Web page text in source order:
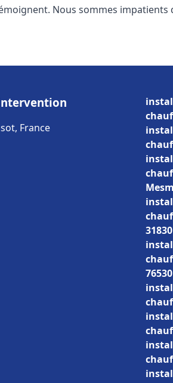
Nous sommes impatients
France
31830
76530